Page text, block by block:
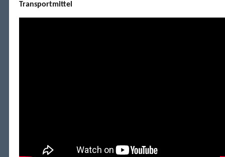
Transportmittel